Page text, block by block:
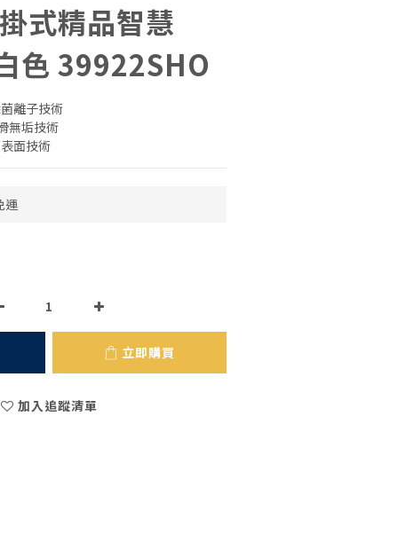
式精品智慧
色 39922SHO
離子技術
無垢技術
面技術
運
立即購買
加入追蹤清單